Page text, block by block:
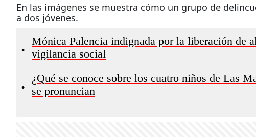
En las imágenes se muestra cómo un grupo de
a dos jóvenes.
•
Mónica Palencia indignada por la liberación de
vigilancia social
•
¿Qué se conoce sobre los cuatro niños de Las
se pronuncian